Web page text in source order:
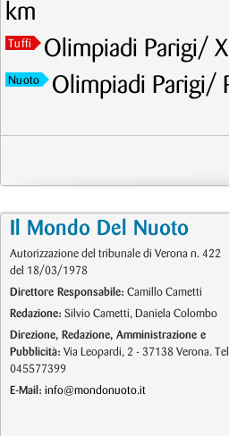
km
Tuffi Olimpiadi Parigi/
Nuoto Olimpiadi Parigi/
Il Mondo Del Nuoto
Autorizzazione del tribunale di Verona n. 422
del 18/03/1978
Direttore Responsabile: Camillo Cametti
Redazione: Silvio Cametti, Daniela Colombo
Direzione, Redazione, Amministrazione e
Pubblicità: Via Leopardi, 2 - 37138 Verona.
045577399
E-Mail: info@mondonuoto.it